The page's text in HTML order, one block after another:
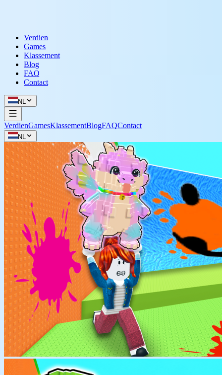
Verdien
Games
Klassement
Blog
FAQ
Contact
NL
VerdienGamesKlassementBlogFAQContact
NL